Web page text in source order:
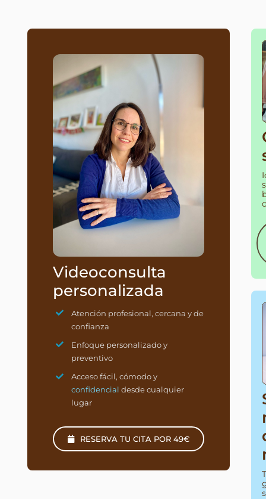
Videoconsulta
personalizada
Atención profesional, cercana y de
confianza
Enfoque personalizado y
preventivo
Acceso fácil, cómodo y
confidencial desde cualquier
lugar
RESERVA TU CITA POR 49€